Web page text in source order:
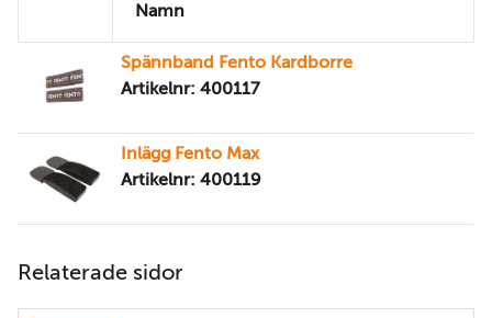
Namn
Spännband Fento Kardborre
Artikelnr: 400117
Inlägg Fento Max
Artikelnr: 400119
Relaterade sidor